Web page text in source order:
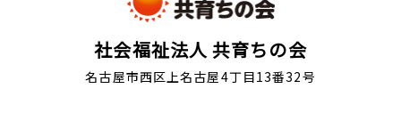
社会福祉法人 共育ちの会
名古屋市西区上名古屋4丁目13番32号